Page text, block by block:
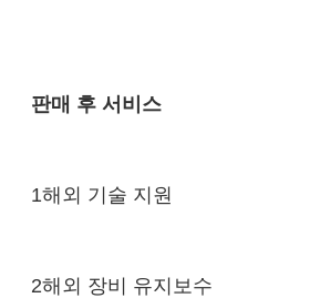
판매 후 서비스
1해외 기술 지원
2해외 장비 유지보수